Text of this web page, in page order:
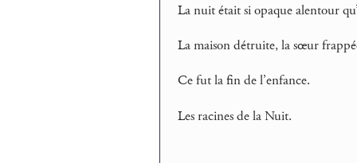
La nuit était si opaque alentour
La maison détruite, la sœur
Ce fut la fin de l’enfance.
Les racines de la Nuit.